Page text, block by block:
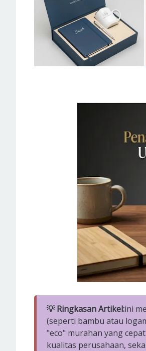
💡 Ringkasan Artikel:ini
(seperti bambu atau
"eco" murahan yang
kualitas perusahaan,